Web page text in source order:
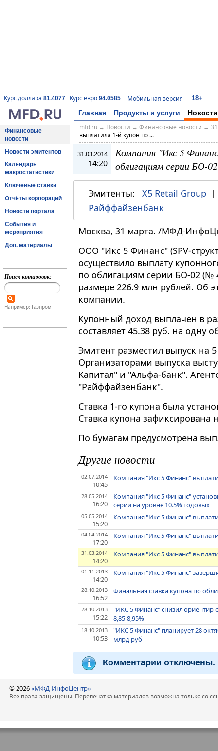
Курс доллара 81.4077 Курс евро 94.0585 Мобильная версия 18+
Главная Продукты и услуги Новости
Финансовые
новости
Новости эмитентов
Календарь
макростатистики
Ключевые ставки
Отчёты корпораций
Новости портала
События и
мероприятия
Доп. материалы
Поиск котировок:
Например: Газпром
mfd.ru→ Новости → Финансовые новости →
выплатила 1-й купон по ...
31.03.2014
14:20
Компания "Икс 5
облигациям серии БО-02
Эмитенты: X5 Retail Group
Райффайзенбанк
Москва, 31 марта. /МФД-
ООО "Икс 5 Финанс" (SPV-
осуществило выплату
по облигациям серии БО-02 (№
размере 226.9 млн рублей. Об
компании.
Купонный доход выплачен в
составляет 45.38 руб. на одну
Эмитент разместил выпуск на
Организаторами выпуска
Капитал" и "Альфа-банк".
"Райффайзенбанк".
Ставка 1-го купона была
Ставка купона зафиксирована
По бумагам предусмотрена
Другие новости
02.07.2014
10:45
Компания "Икс 5 Финанс"
28.05.2014
16:20
Компания "Икс 5 Финанс"
серии на уровне 10.5% годовых
05.05.2014
15:20
Компания "Икс 5 Финанс"
04.04.2014
17:20
Компания "Икс 5 Финанс"
31.03.2014
14:20
Компания "Икс 5 Финанс"
01.11.2013
14:20
Компания "Икс 5 Финанс"
28.10.2013
16:52
Финальная ставка купона по
28.10.2013
15:22
"ИКС 5 Финанс" снизил ориентир
8,85-8,95%
18.10.2013
10:53
"ИКС 5 Финанс" планирует 28
млрд руб
Комментарии отключены.
© 2026«МФД-ИнфоЦентр»
Все права защищены. Перепечатка материалов возможна только со